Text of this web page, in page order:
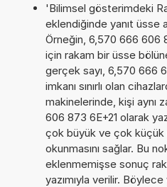
'Bilimsel gösterimdeki
eklendiğinde yanıt üsse
Örneğin, 6,570 666 606
için rakam bir üsse
gerçek sayı, 6,570 666
imkanı sınırlı olan
makinelerinde, kişi aynı
606 873 6E+21 olarak
çok büyük ve çok küçük
okunmasını sağlar. Bu
eklenmemişse sonuç
yazımıyla verilir.